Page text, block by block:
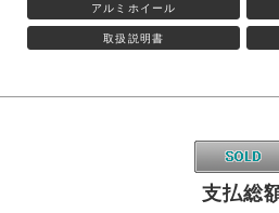
アルミホイール
取扱説明書
支払総